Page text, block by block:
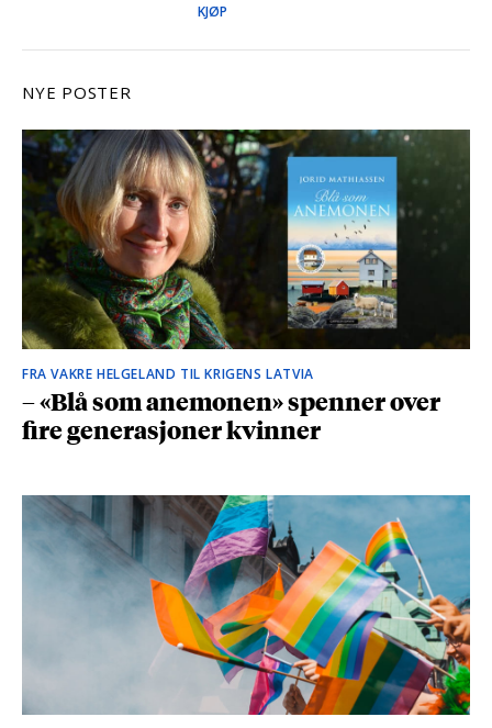
KJØP
NYE POSTER
FRA VAKRE HELGELAND TIL KRIGENS LATVIA
– «Blå som anemonen» spenner over
fire generasjoner kvinner